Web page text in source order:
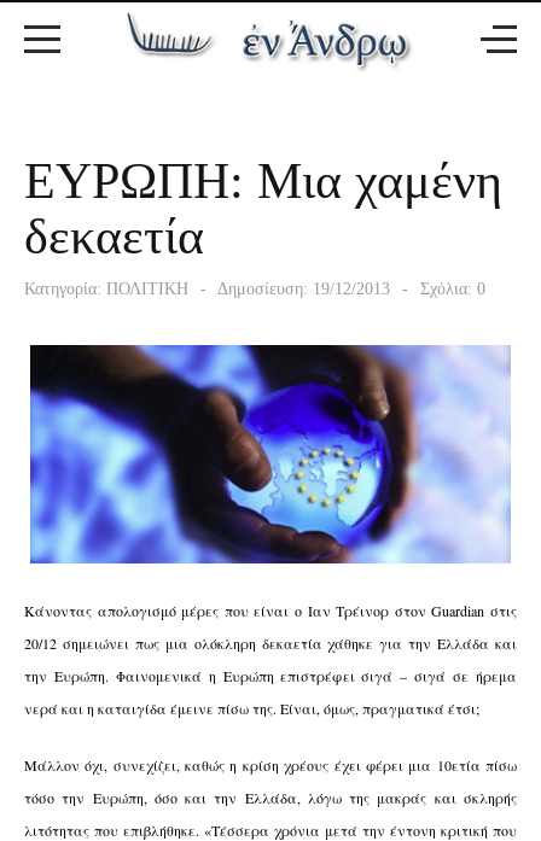
ΕΥΡΩΠΗ: Μια χαμένη
δεκαετία
Κατηγορία: ΠΟΛΙΤΙΚΗ Δημοσίευση: 19/12/2013 Σχόλια: 0
Κάνοντας απολογισμό μέρες που είναι ο Ιαν Τρέινορ στον Guardian στις
20/12 σημειώνει πως μια ολόκληρη δεκαετία χάθηκε για την Ελλάδα και
την Ευρώπη. Φαινομενικά η Ευρώπη επιστρέφει σιγά – σιγά σε ήρεμα
νερά και η καταιγίδα έμεινε πίσω της. Είναι, όμως, πραγματικά έτσι;
Μάλλον όχι, συνεχίζει, καθώς η κρίση χρέους έχει φέρει μια 10ετία πίσω
τόσο την Ευρώπη, όσο και την Ελλάδα, λόγω της μακράς και σκληρής
λιτότητας που επιβλήθηκε. «Τέσσερα χρόνια μετά την έντονη κριτική που